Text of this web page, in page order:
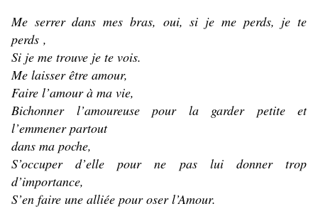
Me serrer dans mes bras, oui, si je me perds, je te
perds ,
Si je me trouve je te vois.
Me laisser être amour,
Faire l’amour à ma vie,
Bichonner l’amoureuse pour la garder petite et
l’emmener partout
dans ma poche,
S’occuper d’elle pour ne pas lui donner trop
d’importance,
S’en faire une alliée pour oser l’Amour.